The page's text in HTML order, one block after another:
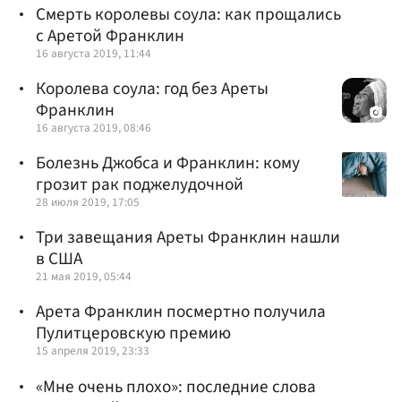
Смерть королевы соула: как прощались
с Аретой Франклин
16 августа 2019, 11:44
Королева соула: год без Ареты
Франклин
16 августа 2019, 08:46
Болезнь Джобса и Франклин: кому
грозит рак поджелудочной
28 июля 2019, 17:05
Три завещания Ареты Франклин нашли
в США
21 мая 2019, 05:44
Арета Франклин посмертно получила
Пулитцеровскую премию
15 апреля 2019, 23:33
«Мне очень плохо»: последние слова